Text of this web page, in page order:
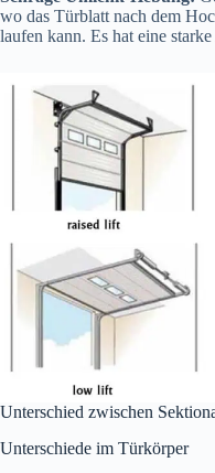
wo das Türblatt nach dem
laufen kann. Es hat eine
Unterschied zwischen
Unterschiede im Türkörper